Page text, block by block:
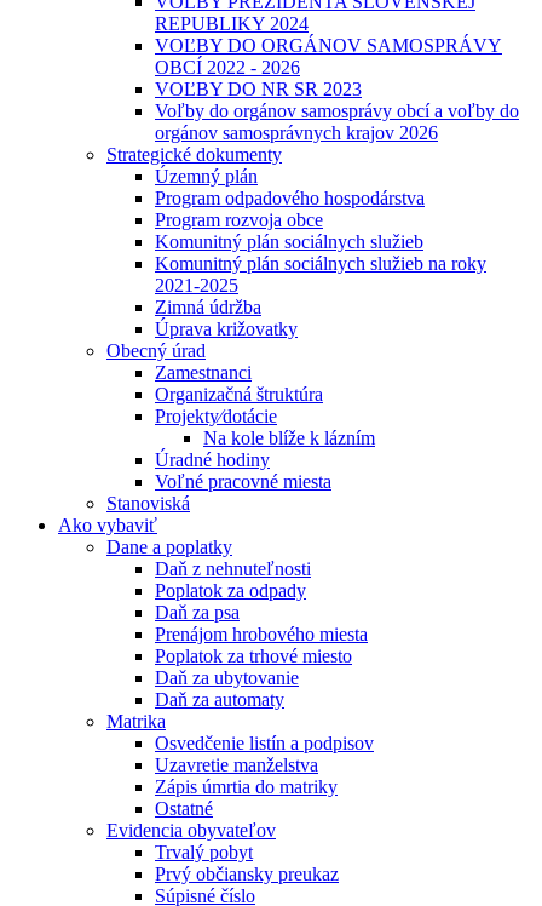
REPUBLIKY 2024
VOĽBY DO ORGÁNOV SAMOSPRÁVY
OBCÍ 2022 - 2026
VOĽBY DO NR SR 2023
Voľby do orgánov samosprávy obcí a voľby do
orgánov samosprávnych krajov 2026
Strategické dokumenty
Územný plán
Program odpadového hospodárstva
Program rozvoja obce
Komunitný plán sociálnych služieb
Komunitný plán sociálnych služieb na roky
2021-2025
Zimná údržba
Úprava križovatky
Obecný úrad
Zamestnanci
Organizačná štruktúra
Projekty⁄dotácie
Na kole blíže k lázním
Úradné hodiny
Voľné pracovné miesta
Stanoviská
Ako vybaviť
Dane a poplatky
Daň z nehnuteľnosti
Poplatok za odpady
Daň za psa
Prenájom hrobového miesta
Poplatok za trhové miesto
Daň za ubytovanie
Daň za automaty
Matrika
Osvedčenie listín a podpisov
Uzavretie manželstva
Zápis úmrtia do matriky
Ostatné
Evidencia obyvateľov
Trvalý pobyt
Prvý občiansky preukaz
Súpisné číslo